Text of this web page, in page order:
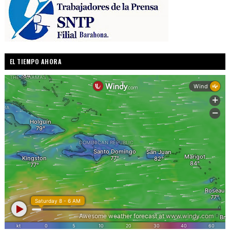
EL TIEMPO AHORA